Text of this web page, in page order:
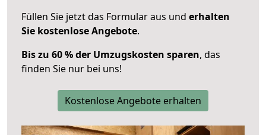
Füllen Sie jetzt das Formular aus und erhalten
Sie kostenlose Angebote.
Bis zu 60 % der Umzugskosten sparen, das
finden Sie nur bei uns!
Kostenlose Angebote erhalten